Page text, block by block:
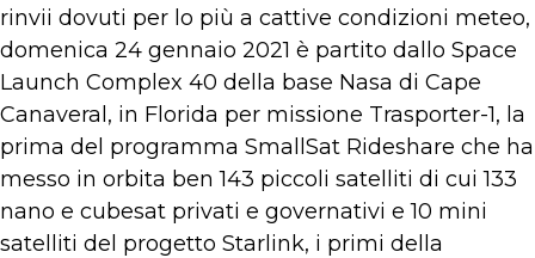
rinvii dovuti per lo più a cattive condizioni meteo,
domenica 24 gennaio 2021 è partito dallo Space
Launch Complex 40 della base Nasa di Cape
Canaveral, in Florida per missione Trasporter-1, la
prima del programma SmallSat Rideshare che ha
messo in orbita ben 143 piccoli satelliti di cui 133
nano e cubesat privati e governativi e 10 mini
satelliti del progetto Starlink, i primi della